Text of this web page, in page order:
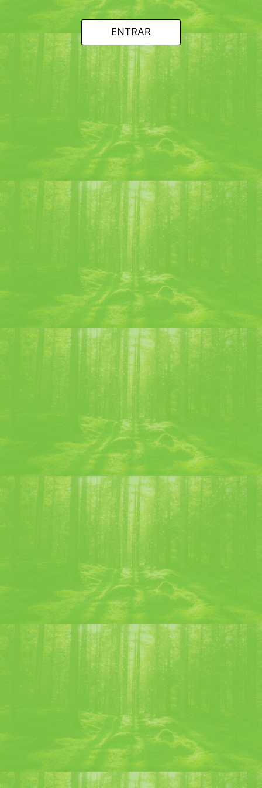
ENTRAR
2 cl de ginebra
2 cl de Chartreuse verde
2 cl de Vermú Rojo
Cubos de hielo
En una coctelera :
2 cl de ginebra
2 cl de Vermú Rojo
Batir los ingredientes en una coctelera con cubitos de
hielo y verter en el vaso, filtrando el hielo.
Sirve en copa de cóctel.
Bijou
–American Pola–Chartreus’ito
word– Chartreuse Swizzle Chartreuse Mule
Inicio El Origen Alrededor del mundo
Cócteles Chartreuse Contactanos
+33(0)4 76 05 81 77
10 Boulevard Edgar Kofler – 38500 Voiron – France